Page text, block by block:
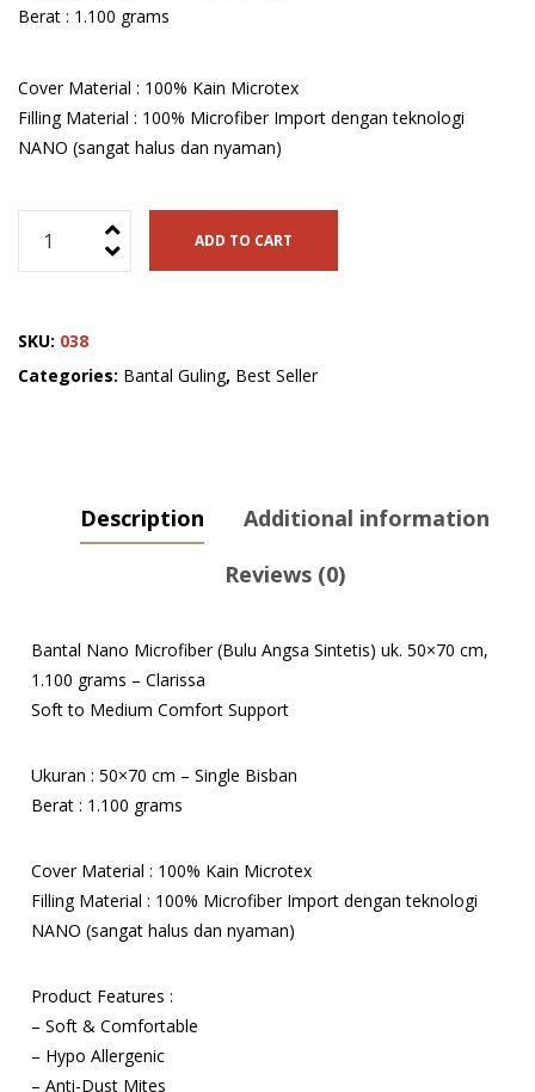
Berat : 1.100 grams
Cover Material : 100% Kain Microtex
Filling Material : 100% Microfiber Import dengan teknologi
NANO (sangat halus dan nyaman)
Nano
Angsa
Sintetis)
ADD TO CART
SKU: 038
Categories: Bantal Guling, Best Seller
Description
Additional information
Reviews (0)
Bantal Nano Microfiber (Bulu Angsa Sintetis) uk. 50×70 cm,
1.100 grams – Clarissa
Soft to Medium Comfort Support
Ukuran : 50×70 cm – Single Bisban
Berat : 1.100 grams
Cover Material : 100% Kain Microtex
Filling Material : 100% Microfiber Import dengan teknologi
NANO (sangat halus dan nyaman)
Product Features :
– Soft & Comfortable
– Hypo Allergenic
– Anti-Dust Mites